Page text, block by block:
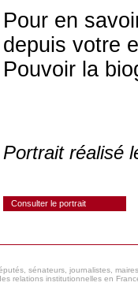
Pour en
depuis votre
Pouvoir la
Portrait réalisé
Consulter le portrait
sénateurs, journalistes,
relations institutionnelles en